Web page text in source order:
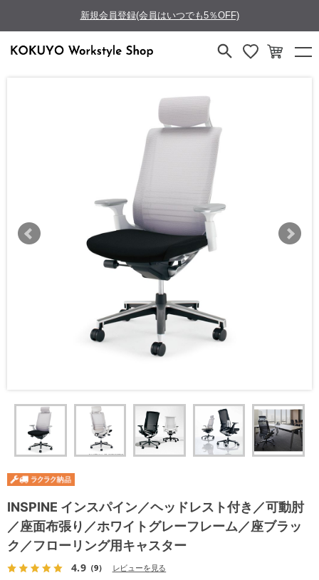
新規会員登録(会員はいつでも5％OFF)
INSPINE インスパイン／ヘッドレスト付き／可動肘
／座面布張り／ホワイトグレーフレーム／座ブラッ
ク／フローリング用キャスター
4.9（9） レビューを見る